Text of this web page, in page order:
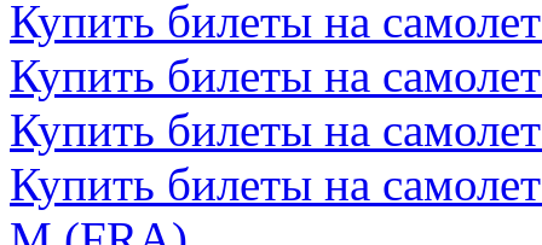
Купить билеты на
Купить билеты на
Купить билеты на
Купить билеты на